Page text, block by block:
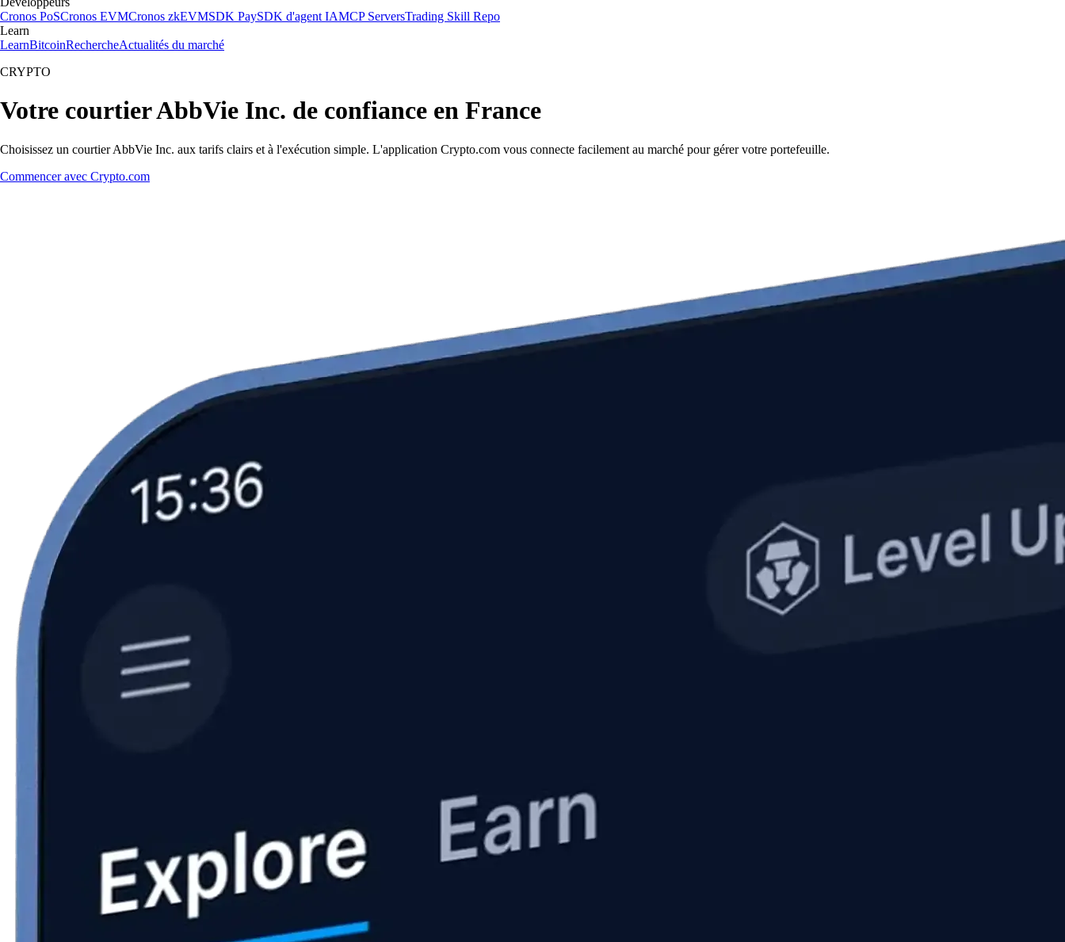
Cronos PoSCronos EVMCronos zkEVMSDK PaySDK d'agent IAMCP ServersTrading Skill Repo
Learn
LearnBitcoinRechercheActualités du marché
CRYPTO
Votre courtier AbbVie Inc. de confiance en France
Choisissez un courtier AbbVie Inc. aux tarifs clairs et à l'exécution simple. L'application Crypto.com vous connecte facilement au marché pour gérer votre portefeuille.
Commencer avec Crypto.com